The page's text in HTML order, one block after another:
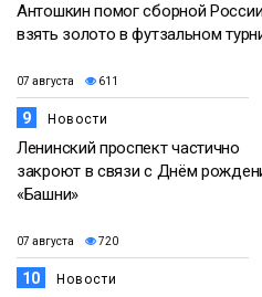
Антошкин помог сборной России
взять золото в футзальном
07 августа 611
9 Новости
Ленинский проспект частично
закроют в связи с Днём
«Башни»
07 августа 720
10 Новости